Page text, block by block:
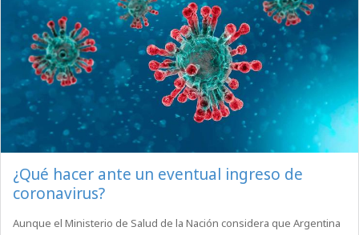
¿Qué hacer ante un eventual ingreso de
coronavirus?
Aunque el Ministerio de Salud de la Nación considera que Argentina